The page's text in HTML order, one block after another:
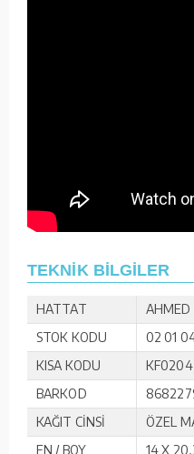
TEKNİK BİLGİLER
HATTAT
AHMED
STOK KODU
02 01
KISA KODU
KF0204
BARKOD
KAĞIT CİNSİ
ÖZEL
EN / BOY
14 X